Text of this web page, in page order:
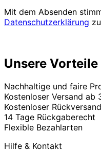
Mit dem Absenden
Datenschutzerklärung
Unsere Vorteile
Nachhaltige und faire
Kostenloser Versand ab
Kostenloser Rückversand
14 Tage Rückgaberecht
Flexible Bezahlarten
Hilfe & Kontakt